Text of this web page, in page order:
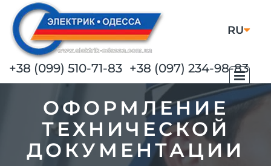
RU
+38 (099) 510-71-83 +38 (097) 234-98-83
ОФОРМЛЕНИЕ
ТЕХНИЧЕСКОЙ
ДОКУМЕНТАЦИИ